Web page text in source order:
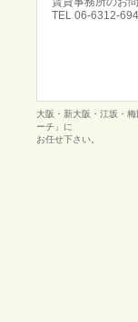
TEL 06-6312-
大阪・新大阪・江坂・
ーチ」に
お任せ下さい。